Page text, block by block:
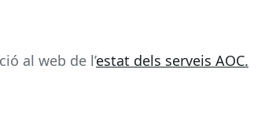
al web de l’estat dels serveis AOC.